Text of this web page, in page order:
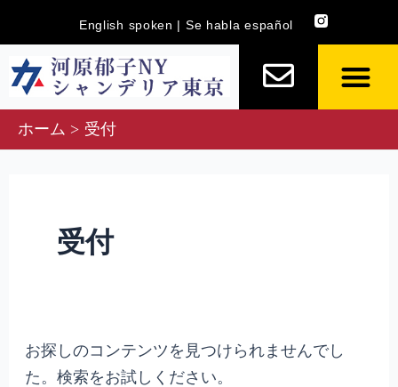
を
ッ
English spoken | Se habla español
ホーム 受付
受付
お探しのコンテンツを見つけられませんでし
た。検索をお試しください。
対
象: